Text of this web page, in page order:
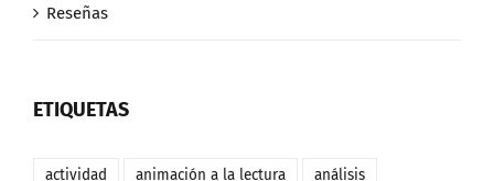
Reseñas
ETIQUETAS
actividad animación a la lectura análisis